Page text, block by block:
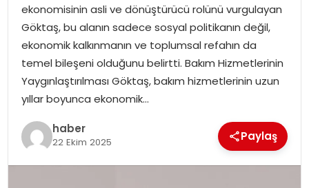
EĞITIM
OTOMOBIL
TEKNOLOJI
EKONOMI
ekonomisinin asli ve dönüştürücü rolünü vurgulayan
Göktaş, bu alanın sadece sosyal politikanın değil,
ekonomik kalkınmanın ve toplumsal refahın da
temel bileşeni olduğunu belirtti. Bakım Hizmetlerinin
Yaygınlaştırılması Göktaş, bakım hizmetlerinin uzun
yıllar boyunca ekonomik…
haber
22 Ekim 2025 Paylaş